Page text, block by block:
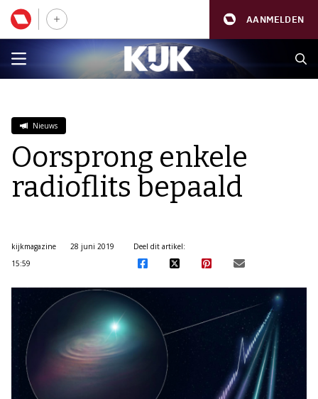
AANMELDEN
Nieuws
Oorsprong enkele
radioflits bepaald
kijkmagazine
28 juni 2019
15:59
Deel dit artikel: